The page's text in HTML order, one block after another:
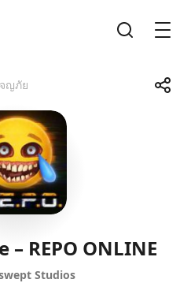
ญภัย Share
TelegramFacebook
– REPO ONLINE
Studios